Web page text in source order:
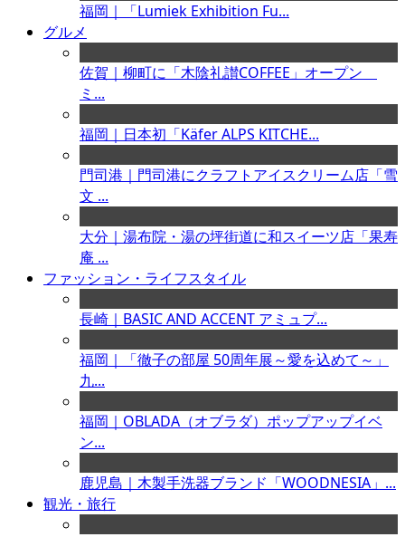
福岡｜「Lumiek Exhibition Fu...
グルメ
佐賀｜柳町に「木陰礼讃COFFEE」オープン
ミ...
福岡｜日本初「Käfer ALPS KITCHE...
門司港｜門司港にクラフトアイスクリーム店「雪
文 ...
大分｜湯布院・湯の坪街道に和スイーツ店「果寿
庵 ...
ファッション・ライフスタイル
長崎｜BASIC AND ACCENT アミュプ...
福岡｜「徹子の部屋 50周年展～愛を込めて～」
九...
福岡｜OBLADA（オブラダ）ポップアップイベ
ン...
鹿児島｜木製手洗器ブランド「WOODNESIA」...
観光・旅行